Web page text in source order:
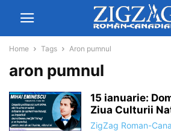
Home Tags Aron pumnul
aron pumnul
15 ianuarie:
Ziua Culturii
ZigZag Roman-